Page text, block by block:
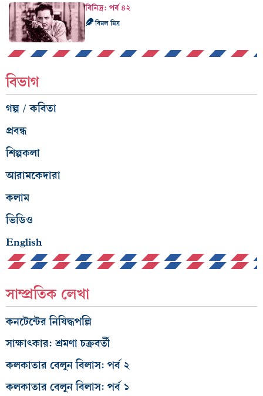
বিনিদ্র: পর্ব ৪২
বিমল মিত্র
বিভাগ
গল্প / কবিতা
প্রবন্ধ
শিল্পকলা
আরামকেদারা
কলাম
ভিডিও
English
সাম্প্রতিক লেখা
কনটেন্টের নিষিদ্ধপল্লি
সাক্ষাৎকার: শ্রমণা চক্রবর্তী
কলকাতার বেলুন বিলাস: পর্ব ২
কলকাতার বেলুন বিলাস: পর্ব ১